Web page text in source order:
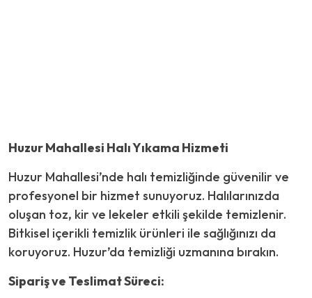
Huzur Mahallesi Halı Yıkama Hizmeti
Huzur Mahallesi’nde halı temizliğinde güvenilir ve
profesyonel bir hizmet sunuyoruz. Halılarınızda
oluşan toz, kir ve lekeler etkili şekilde temizlenir.
Bitkisel içerikli temizlik ürünleri ile sağlığınızı da
koruyoruz. Huzur’da temizliği uzmanına bırakın.
Sipariş ve Teslimat Süreci: